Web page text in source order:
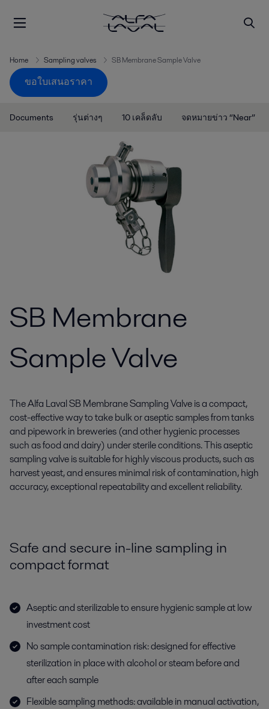
Home Sampling valves SB Membrane Sample Valve
ขอใบเสนอราคา
Documents รุ่นต่างๆ 10 เคล็ดลับ จดหมายข่าว “Near”
SB Membrane
Sample Valve
The Alfa Laval SB Membrane Sampling Valve is a compact,
cost-effective way to take bulk or aseptic samples from tanks
and pipework in breweries (and other hygienic processes
such as food and dairy) under sterile conditions. This aseptic
sampling valve is suitable for highly viscous products, such as
harvest yeast, and ensures minimal risk of contamination, high
accuracy, exceptional repeatability and excellent reliability.
Safe and secure in-line sampling in
compact format
Aseptic and sterilizable to ensure hygienic sample at low
investment cost
No sample contamination risk: designed for effective
sterilization in place with alcohol or steam before and
after each sample
Flexible sampling methods: available in manual activation,